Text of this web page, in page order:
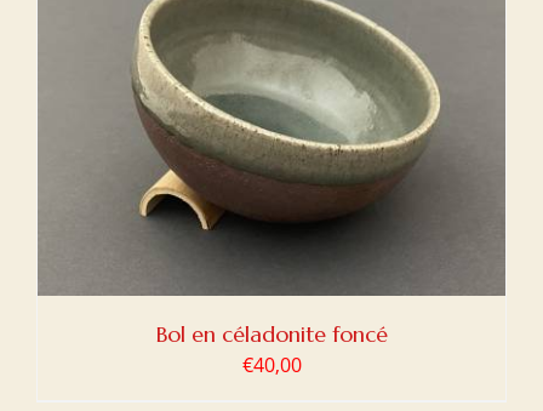
Bol en céladonite foncé
€40,00